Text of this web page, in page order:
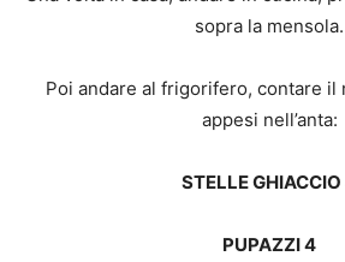
sopra la mensola.
Poi andare al frigorifero, contare il
appesi nell’anta:
STELLE GHIACCIO
PUPAZZI 4